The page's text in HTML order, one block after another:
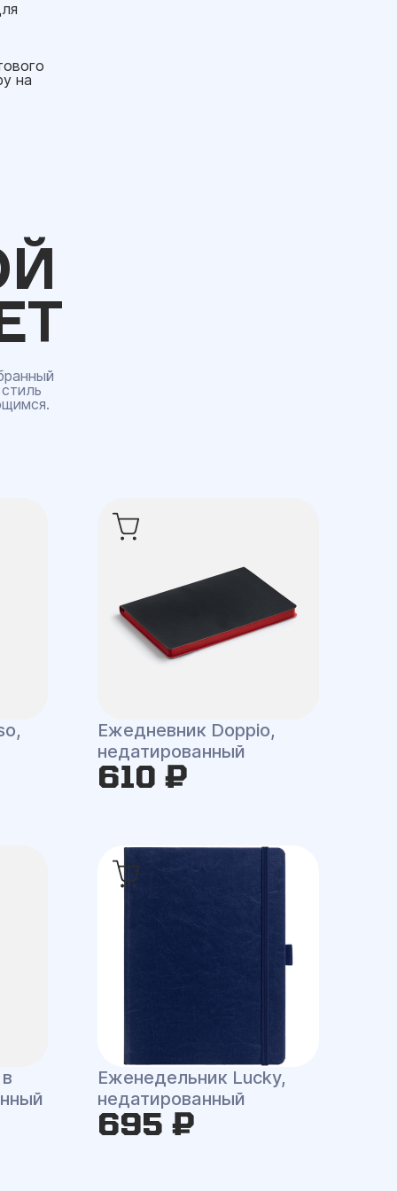
на
Ежедневник Doppio,
недатированный
610 ₽
Еженедельник Lucky,
недатированный
695 ₽